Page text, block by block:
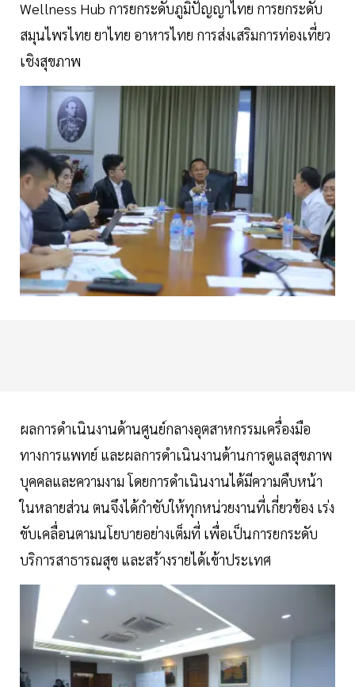
Wellness Hub การยกระดับภูมิปัญญาไทย การยกระดับ
สมุนไพรไทย ยาไทย อาหารไทย การส่งเสริมการท่องเที่ยว
เชิงสุขภาพ
ผลการดำเนินงานด้านศูนย์กลางอุตสาหกรรมเครื่องมือ
ทางการแพทย์ และผลการดำเนินงานด้านการดูแลสุขภาพ
บุคคลและความงาม โดยการดำเนินงานได้มีความคืบหน้า
ในหลายส่วน ตนจึงได้กำชับให้ทุกหน่วยงานที่เกี่ยวข้อง เร่ง
ขับเคลื่อนตามนโยบายอย่างเต็มที่ เพื่อเป็นการยกระดับ
บริการสาธารณสุข และสร้างรายได้เข้าประเทศ